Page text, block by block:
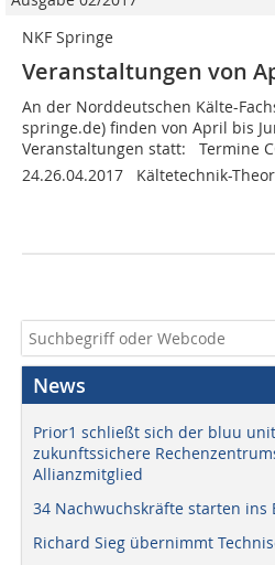
NKF Springe
Veranstaltungen von
An der Norddeutschen Kälte-
springe.de) finden von April bis
Veranstaltungen statt: Termine
24.26.04.2017 Kältetechnik-
News
Prior1 schließt sich der bluu
zukunftssichere
Allianzmitglied
34 Nachwuchskräfte starten ins
Richard Sieg übernimmt